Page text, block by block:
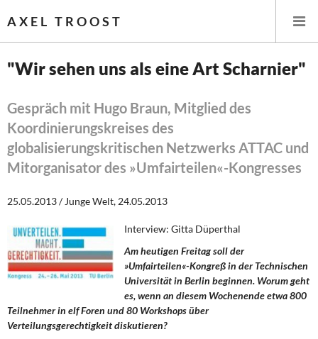
AXEL TROOST
Themen
Leitlinien linker Wirtschafts- und Finanzpolitik
Wirtschaftspolitik
Steuer- und Finanzpolitik
Öffentliche Infrastruktur und Daseinsvorsorge
Eurokrise und Griechenland
DIE LINKE
"Wir sehen uns als eine Art Scharnier"
Gespräch mit Hugo Braun, Mitglied des
Koordinierungskreises des
globalisierungskritischen Netzwerks ATTAC und
Mitorganisator des »Umfairteilen«-Kongresses
25.05.2013 / Junge Welt, 24.05.2013
Interview: Gitta Düperthal
Am heutigen Freitag soll der
»Umfairteilen«-Kongreß in der Technischen
Universität in Berlin beginnen. Worum geht
es, wenn an diesem Wochenende etwa 800
Teilnehmer in elf Foren und 80 Workshops über
Verteilungsgerechtigkeit diskutieren?